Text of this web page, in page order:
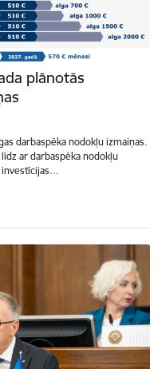
plānotās
darbaspēka nodokļu izmaiņas.
ar darbaspēka nodokļu
investīcijas…